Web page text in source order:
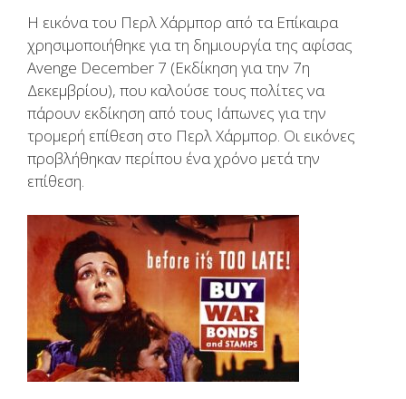
Η εικόνα του Περλ Χάρμπορ από τα Επίκαιρα
χρησιμοποιήθηκε για τη δημιουργία της αφίσας
Avenge December 7 (Εκδίκηση για την 7η
Δεκεμβρίου), που καλούσε τους πολίτες να
πάρουν εκδίκηση από τους Ιάπωνες για την
τρομερή επίθεση στο Περλ Χάρμπορ. Οι εικόνες
προβλήθηκαν περίπου ένα χρόνο μετά την
επίθεση.